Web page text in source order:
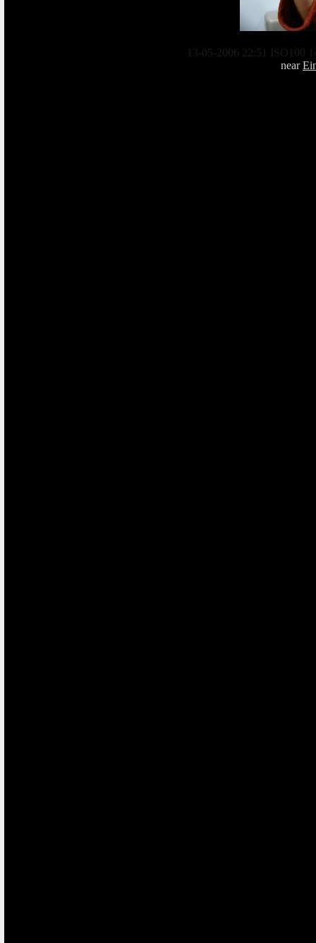
13-05-2006 22:51 ISO100
near